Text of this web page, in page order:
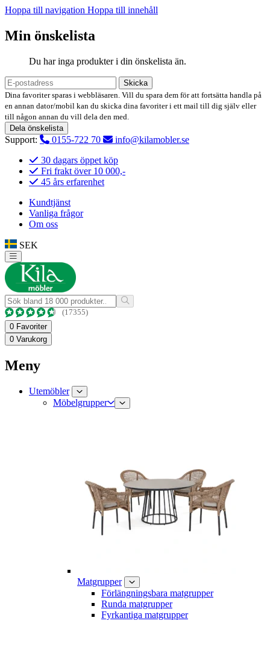
Hoppa till navigation Hoppa till innehåll
Min önskelista
Du har inga produkter i din önskelista än.
Skicka
Dina favoriter sparas i webbläsaren. Vill du spara dem för att fortsätta handla på
en annan dator/mobil kan du skicka dina favoriter i ett mail till dig själv eller
till någon annan du vill dela den med.
Dela önskelista
Support: 0155-722 70
info@kilamobler.se
30 dagars öppet köp
Fri frakt över 10 000,-
45 års erfarenhet
Kundtjänst
Vanliga frågor
Om oss
SEK
(17355)
0 Favoriter
0 Varukorg
Meny
Utemöbler
Möbelgrupper
Matgrupper
Förlängningsbara matgrupper
Runda matgrupper
Fyrkantiga matgrupper